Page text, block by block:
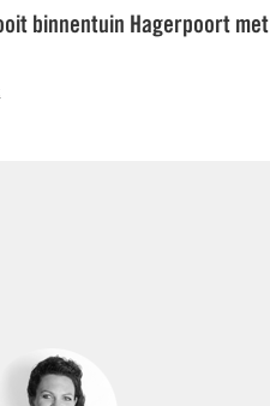
binnentuin Hagerpoort met